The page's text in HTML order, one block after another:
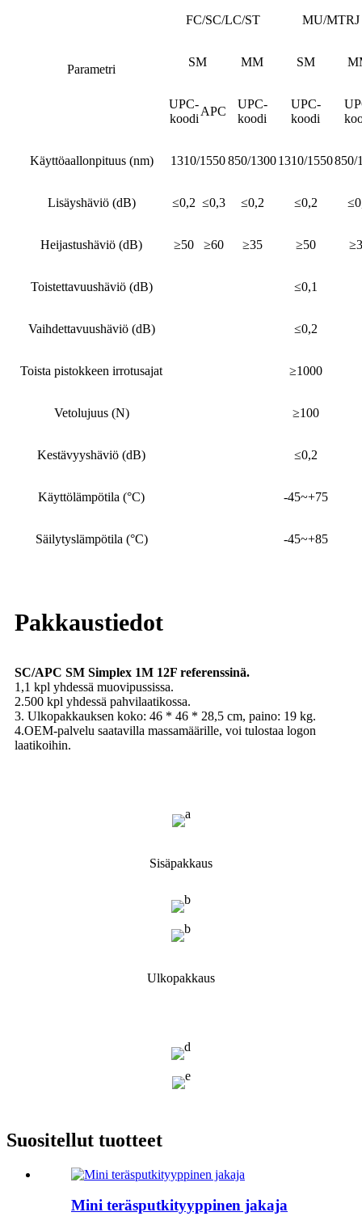
Parametri
FC/SC/LC/ST MU/MTRJ
SM MM SM
UPC-
koodi
APC
UPC-
koodi
UPC-
koodi
Käyttöaallonpituus (nm) 1310/1550 850/13001310/1550850/
Lisäyshäviö (dB) ≤0,2 ≤0,3 ≤0,2 ≤0,2
Heijastushäviö (dB) ≥50 ≥60 ≥35 ≥50
Toistettavuushäviö (dB) ≤0,1
Vaihdettavuushäviö (dB) ≤0,2
Toista pistokkeen irrotusajat ≥1000
Vetolujuus (N) ≥100
Kestävyyshäviö (dB) ≤0,2
Käyttölämpötila (°C) -45~+75
Säilytyslämpötila (°C) -45~+85
Pakkaustiedot
SC/APC SM Simplex 1M 12F referenssinä.
1,1 kpl yhdessä muovipussissa.
2.500 kpl yhdessä pahvilaatikossa.
3. Ulkopakkauksen koko: 46 * 46 * 28,5 cm, paino: 19 kg.
4.OEM-palvelu saatavilla massamäärille, voi tulostaa logon
laatikoihin.
Sisäpakkaus
Ulkopakkaus
Suositellut tuotteet
Mini teräsputkityyppinen jakaja